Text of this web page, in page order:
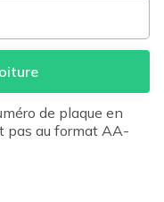
de plaque en
pas au format AA-